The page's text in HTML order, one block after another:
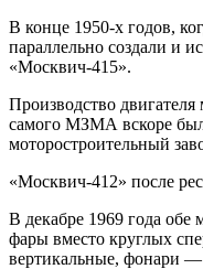
В конце 1950-х годов,
параллельно создали и
«Москвич-415».
Производство двигателя
самого МЗМА вскоре
моторостроительный
«Москвич-412» после
В декабре 1969 года
фары вместо круглых
вертикальные, фонари —